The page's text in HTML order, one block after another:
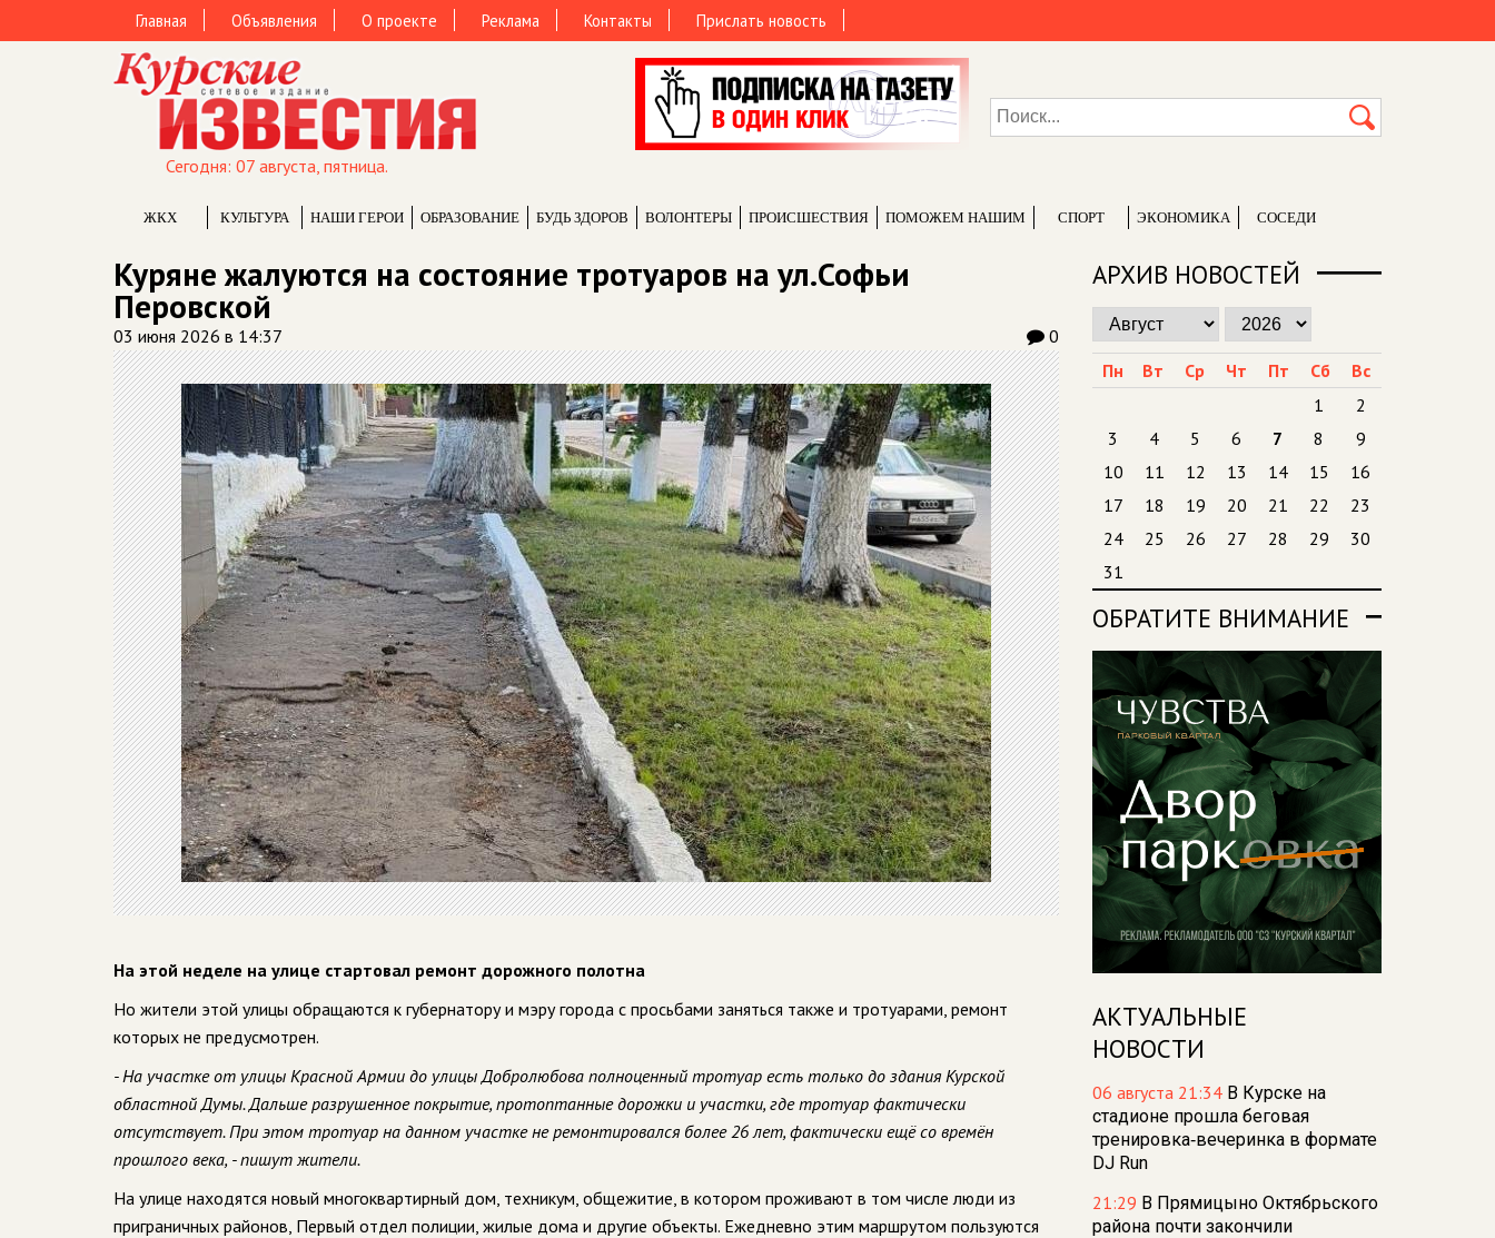
Главная Объявления О проекте Реклама Контакты Прислать новость
Сегодня: 07 августа, пятница.
ЖКХ КУЛЬТУРА НАШИ ГЕРОИ ОБРАЗОВАНИЕ БУДЬ ЗДОРОВ ВОЛОНТЕРЫ ПРОИCШЕСТВИЯ ПОМОЖЕМ НАШИМ СПОРТ ЭКОНОМИКА СОСЕДИ
Куряне жалуются на состояние тротуаров на ул.Софьи
Перовской
03 июня 2026 в 14:37 0
На этой неделе на улице стартовал ремонт дорожного полотна
Но жители этой улицы обращаются к губернатору и мэру города с просьбами заняться также и тротуарами, ремонт
которых не предусмотрен.
- На участке от улицы Красной Армии до улицы Добролюбова полноценный тротуар есть только до здания Курской
областной Думы. Дальше разрушенное покрытие, протоптанные дорожки и участки, где тротуар фактически
отсутствует. При этом тротуар на данном участке не ремонтировался более 26 лет, фактически ещё со времён
прошлого века, - пишут жители.
На улице находятся новый многоквартирный дом, техникум, общежитие, в котором проживают в том числе люди из
приграничных районов, Первый отдел полиции, жилые дома и другие объекты. Ежедневно этим маршрутом пользуются
АРХИВ НОВОСТЕЙ
Пн Вт Ср Чт Пт Сб
Вс
1
2
3
4 5 6 7 8
9
10
11 12 13 14 15
16
17
18 19 20 21 22
23
24
25 26 27 28 29
30
31
ОБРАТИТЕ ВНИМАНИЕ
АКТУАЛЬНЫЕ
НОВОСТИ
06 августа 21:34 В Курске на
стадионе прошла беговая
тренировка‑вечеринка в формате
DJ Run
21:29 В Прямицыно Октябрьского
района почти закончили